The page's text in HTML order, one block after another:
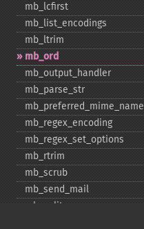
mb_​lcfirst
mb_​list_​encodings
mb_​ltrim
mb_​ord
mb_​output_​handler
mb_​parse_​str
mb_​preferred_​mime_​name
mb_​regex_​encoding
mb_​regex_​set_​options
mb_​rtrim
mb_​scrub
mb_​send_​mail
mb_​split